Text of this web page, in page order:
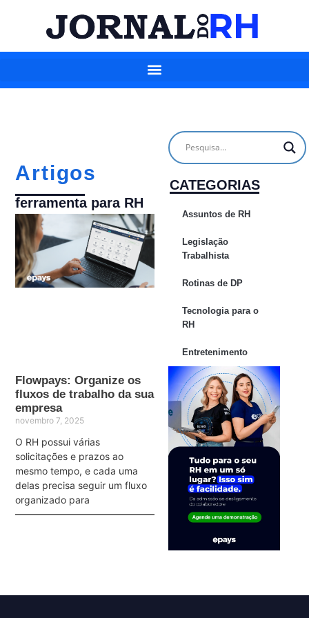
Artigos
ferramenta para RH
Flowpays: Organize os
fluxos de trabalho da sua
empresa
novembro 7, 2025
O RH possui várias
solicitações e prazos ao
mesmo tempo, e cada uma
delas precisa seguir um fluxo
organizado para
CATEGORIAS
Assuntos de RH
Legislação
Trabalhista
Rotinas de DP
Tecnologia para o
RH
Entretenimento